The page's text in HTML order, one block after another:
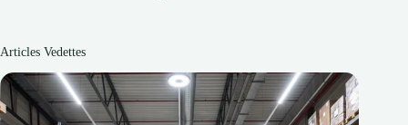
Articles Vedettes